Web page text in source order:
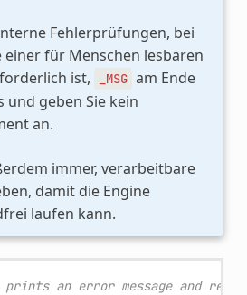
Fehlerprüfungen, bei
einer für Menschen lesbaren
ist,
_MSG am Ende
und geben Sie kein
an.
immer, verarbeitbare
damit die Engine
laufen kann.
an error message and